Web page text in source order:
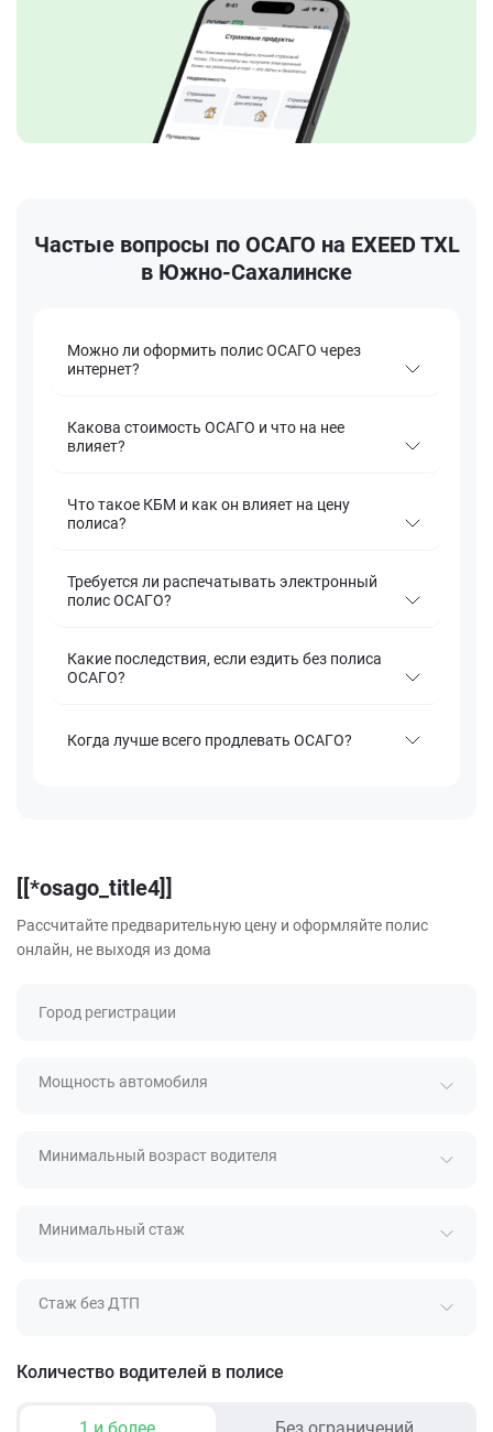
Частые вопросы по ОСАГО на EXEED TXL
в Южно-Сахалинске
Можно ли оформить полис ОСАГО через
интернет?
Какова стоимость ОСАГО и что на нее
влияет?
Что такое КБМ и как он влияет на цену
полиса?
Требуется ли распечатывать электронный
полис ОСАГО?
Какие последствия, если ездить без полиса
ОСАГО?
Когда лучше всего продлевать ОСАГО?
[[*osago_title4]]
Рассчитайте предварительную цену и оформляйте полис
онлайн, не выходя из дома
Город регистрации
Мощность автомобиля
Минимальный возраст водителя
Минимальный стаж
Стаж без ДТП
Количество водителей в полисе